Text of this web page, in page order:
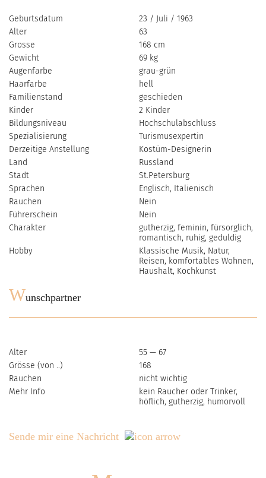
Geburtsdatum
23 / Juli / 1963
Alter
63
Grosse
168 cm
Gewicht
69 kg
Augenfarbe
grau-grün
Haarfarbe
hell
Familienstand
geschieden
Kinder
2 Kinder
Bildungsniveau
Hochschulabschluss
Spezialisierung
Turismusexpertin
Derzeitige Anstellung
Kostüm-Designerin
Land
Russland
Stadt
St.Petersburg
Sprachen
Englisch, Italienisch
Rauchen
Nein
Führerschein
Nein
Charakter
gutherzig, feminin, fürsorglich,
romantisch, ruhig, geduldig
Hobby
Klassische Musik, Natur,
Reisen, komfortables Wohnen,
Haushalt, Kochkunst
Wunschpartner
Alter
55 — 67
Grösse (von ..)
168
Rauchen
nicht wichtig
Mehr Info
kein Raucher oder Trinker,
höflich, gutherzig, humorvoll
Sende mir eine Nachricht